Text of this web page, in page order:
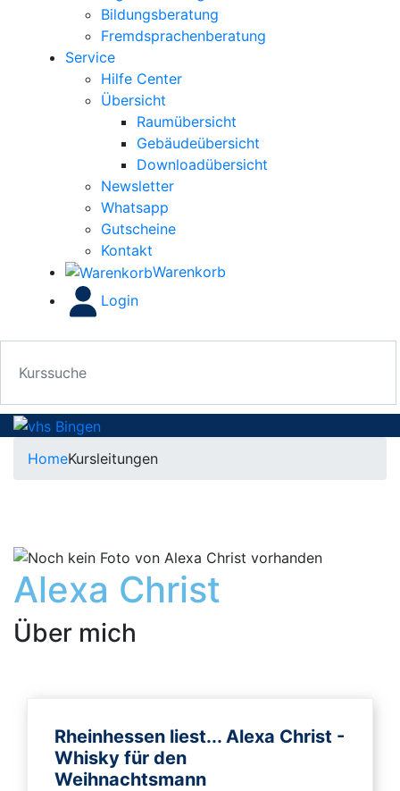
Bildungsberatung
Fremdsprachenberatung
Service
Hilfe Center
Übersicht
Raumübersicht
Gebäudeübersicht
Downloadübersicht
Newsletter
Whatsapp
Gutscheine
Kontakt
Warenkorb
Login
HomeKursleitungen
Alexa Christ
Über mich
Rheinhessen liest... Alexa Christ -
Whisky für den
Weihnachtsmann